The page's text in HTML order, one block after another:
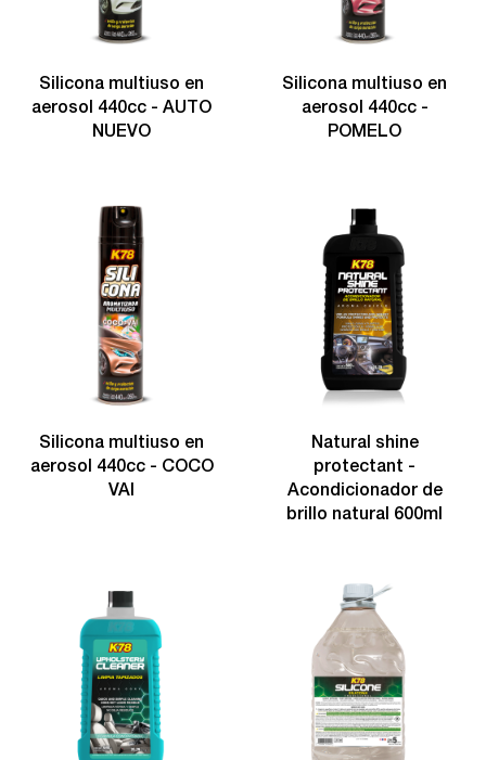
Silicona multiuso en
aerosol 440cc - AUTO
NUEVO
Silicona multiuso en
aerosol 440cc -
POMELO
Silicona multiuso en
aerosol 440cc - COCO
VAI
Natural shine
protectant -
Acondicionador de
brillo natural 600ml